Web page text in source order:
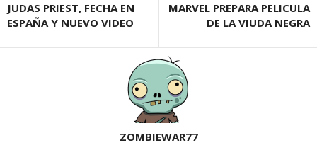
JUDAS PRIEST, FECHA EN
ESPAÑA Y NUEVO VIDEO
MARVEL PREPARA PELICULA
DE LA VIUDA NEGRA
ZOMBIEWAR77